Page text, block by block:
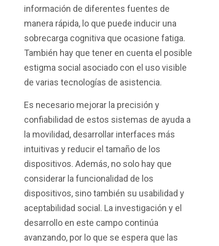
información de diferentes fuentes de
manera rápida, lo que puede inducir una
sobrecarga cognitiva que ocasione fatiga.
También hay que tener en cuenta el posible
estigma social asociado con el uso visible
de varias tecnologías de asistencia.
Es necesario mejorar la precisión y
confiabilidad de estos sistemas de ayuda a
la movilidad, desarrollar interfaces más
intuitivas y reducir el tamaño de los
dispositivos. Además, no solo hay que
considerar la funcionalidad de los
dispositivos, sino también su usabilidad y
aceptabilidad social. La investigación y el
desarrollo en este campo continúa
avanzando, por lo que se espera que las